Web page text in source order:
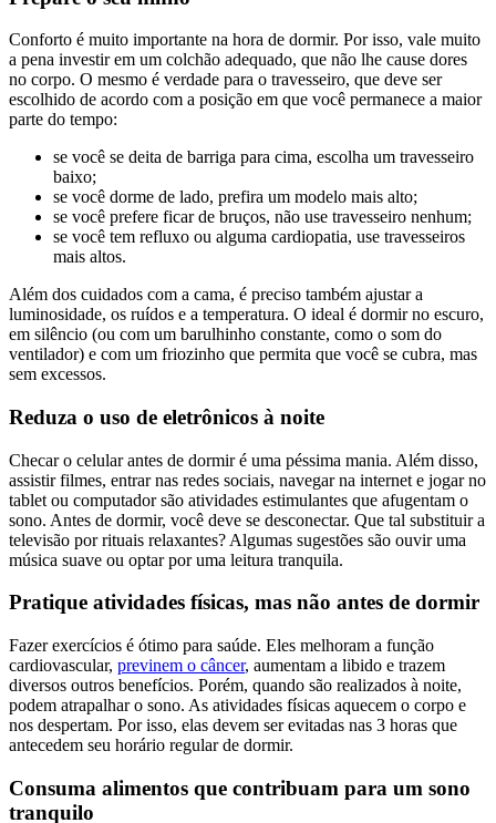
Conforto é muito importante na hora de dormir. Por isso, vale muito
a pena investir em um colchão adequado, que não lhe cause dores
no corpo. O mesmo é verdade para o travesseiro, que deve ser
escolhido de acordo com a posição em que você permanece a maior
parte do tempo:
se você se deita de barriga para cima, escolha um travesseiro
baixo;
se você dorme de lado, prefira um modelo mais alto;
se você prefere ficar de bruços, não use travesseiro nenhum;
se você tem refluxo ou alguma cardiopatia, use travesseiros
mais altos.
Além dos cuidados com a cama, é preciso também ajustar a
luminosidade, os ruídos e a temperatura. O ideal é dormir no escuro,
em silêncio (ou com um barulhinho constante, como o som do
ventilador) e com um friozinho que permita que você se cubra, mas
sem excessos.
Reduza o uso de eletrônicos à noite
Checar o celular antes de dormir é uma péssima mania. Além disso,
assistir filmes, entrar nas redes sociais, navegar na internet e jogar no
tablet ou computador são atividades estimulantes que afugentam o
sono. Antes de dormir, você deve se desconectar. Que tal substituir a
televisão por rituais relaxantes? Algumas sugestões são ouvir uma
música suave ou optar por uma leitura tranquila.
Pratique atividades físicas, mas não antes de dormir
Fazer exercícios é ótimo para saúde. Eles melhoram a função
cardiovascular, previnem o câncer, aumentam a libido e trazem
diversos outros benefícios. Porém, quando são realizados à noite,
podem atrapalhar o sono. As atividades físicas aquecem o corpo e
nos despertam. Por isso, elas devem ser evitadas nas 3 horas que
antecedem seu horário regular de dormir.
Consuma alimentos que contribuam para um sono
tranquilo